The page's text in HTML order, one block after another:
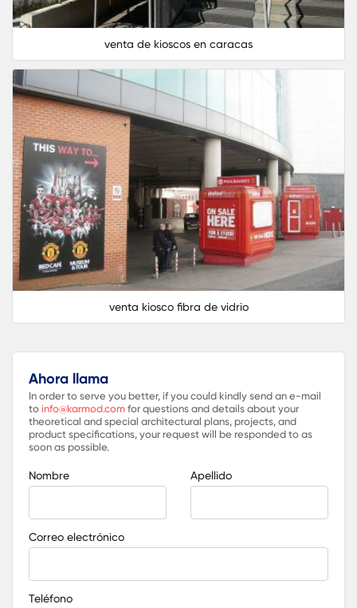
venta de kioscos en caracas
venta kiosco fibra de vidrio
Ahora llama
In order to serve you better, if you could kindly send an e-mail
to info@karmod.com for questions and details about your
theoretical and special architectural plans, projects, and
product specifications, your request will be responded to as
soon as possible.
Nombre Apellido
Correo electrónico
Teléfono